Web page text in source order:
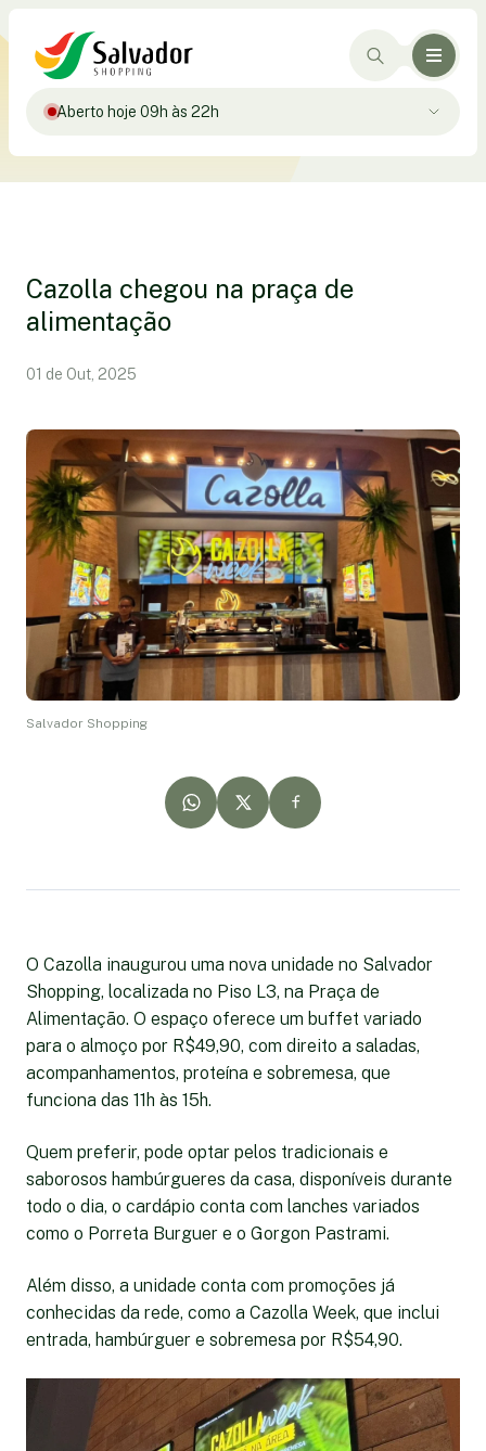
Aberto hoje 09h às 22h
Cazolla chegou na praça de
alimentação
01 de Out, 2025
Salvador Shopping
O Cazolla inaugurou uma nova unidade no Salvador
Shopping, localizada no Piso L3, na Praça de
Alimentação. O espaço oferece um buffet variado
para o almoço por R$49,90, com direito a saladas,
acompanhamentos, proteína e sobremesa, que
funciona das 11h às 15h.
Quem preferir, pode optar pelos tradicionais e
saborosos hambúrgueres da casa, disponíveis durante
todo o dia, o cardápio conta com lanches variados
como o Porreta Burguer e o Gorgon Pastrami.
Além disso, a unidade conta com promoções já
conhecidas da rede, como a Cazolla Week, que inclui
entrada, hambúrguer e sobremesa por R$54,90.